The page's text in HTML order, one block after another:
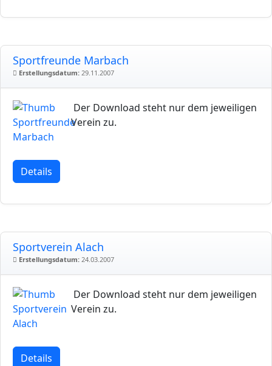
Sportfreunde Marbach
Erstellungsdatum: 29.11.2007
Der Download steht nur dem jeweiligen
Verein zu.
Details
Sportverein Alach
Erstellungsdatum: 24.03.2007
Der Download steht nur dem jeweiligen
Verein zu.
Details